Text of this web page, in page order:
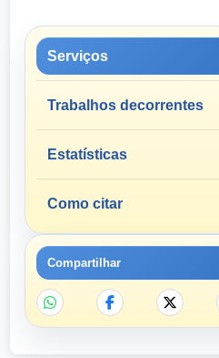
Serviços
Trabalhos decorrentes
Estatísticas
Como citar
Compartilhar